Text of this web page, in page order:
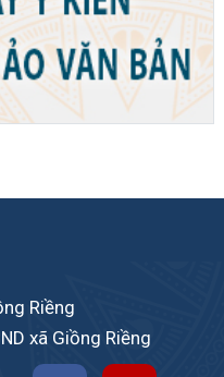
Riềng
xã Giồng Riềng